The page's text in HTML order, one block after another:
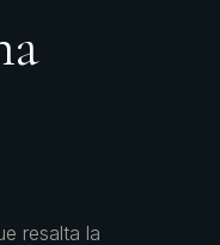
resalta la